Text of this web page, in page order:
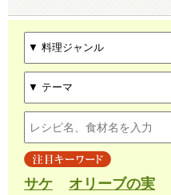
サケ オリーブの実